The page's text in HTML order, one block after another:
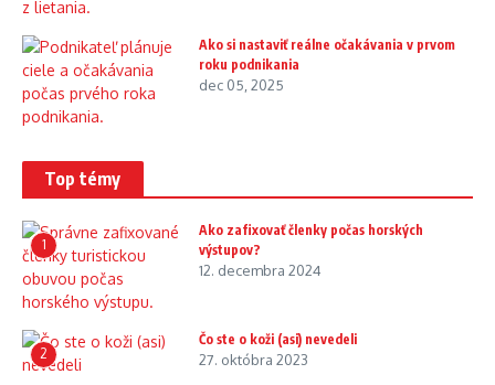
Ako si nastaviť reálne očakávania v prvom
roku podnikania
dec 05, 2025
Top témy
1
Ako zafixovať členky počas horských
výstupov?
12. decembra 2024
2
Čo ste o koži (asi) nevedeli
27. októbra 2023